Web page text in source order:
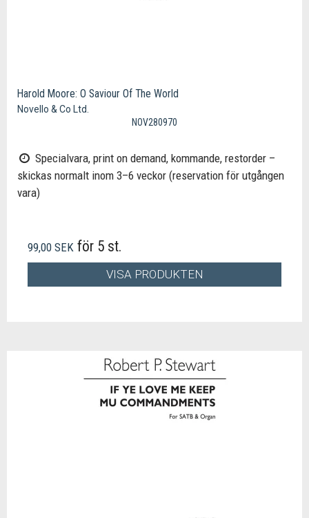
Harold Moore: O Saviour Of The World
Novello & Co Ltd.
NOV280970
Specialvara, print on demand, kommande, restorder –
skickas normalt inom 3–6 veckor (reservation för utgången
vara)
99,00 SEK för 5 st.
VISA PRODUKTEN